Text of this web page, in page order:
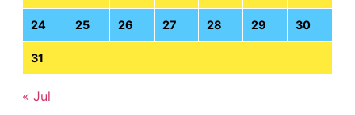
24 25 26 27 28 29 30
31
« Jul